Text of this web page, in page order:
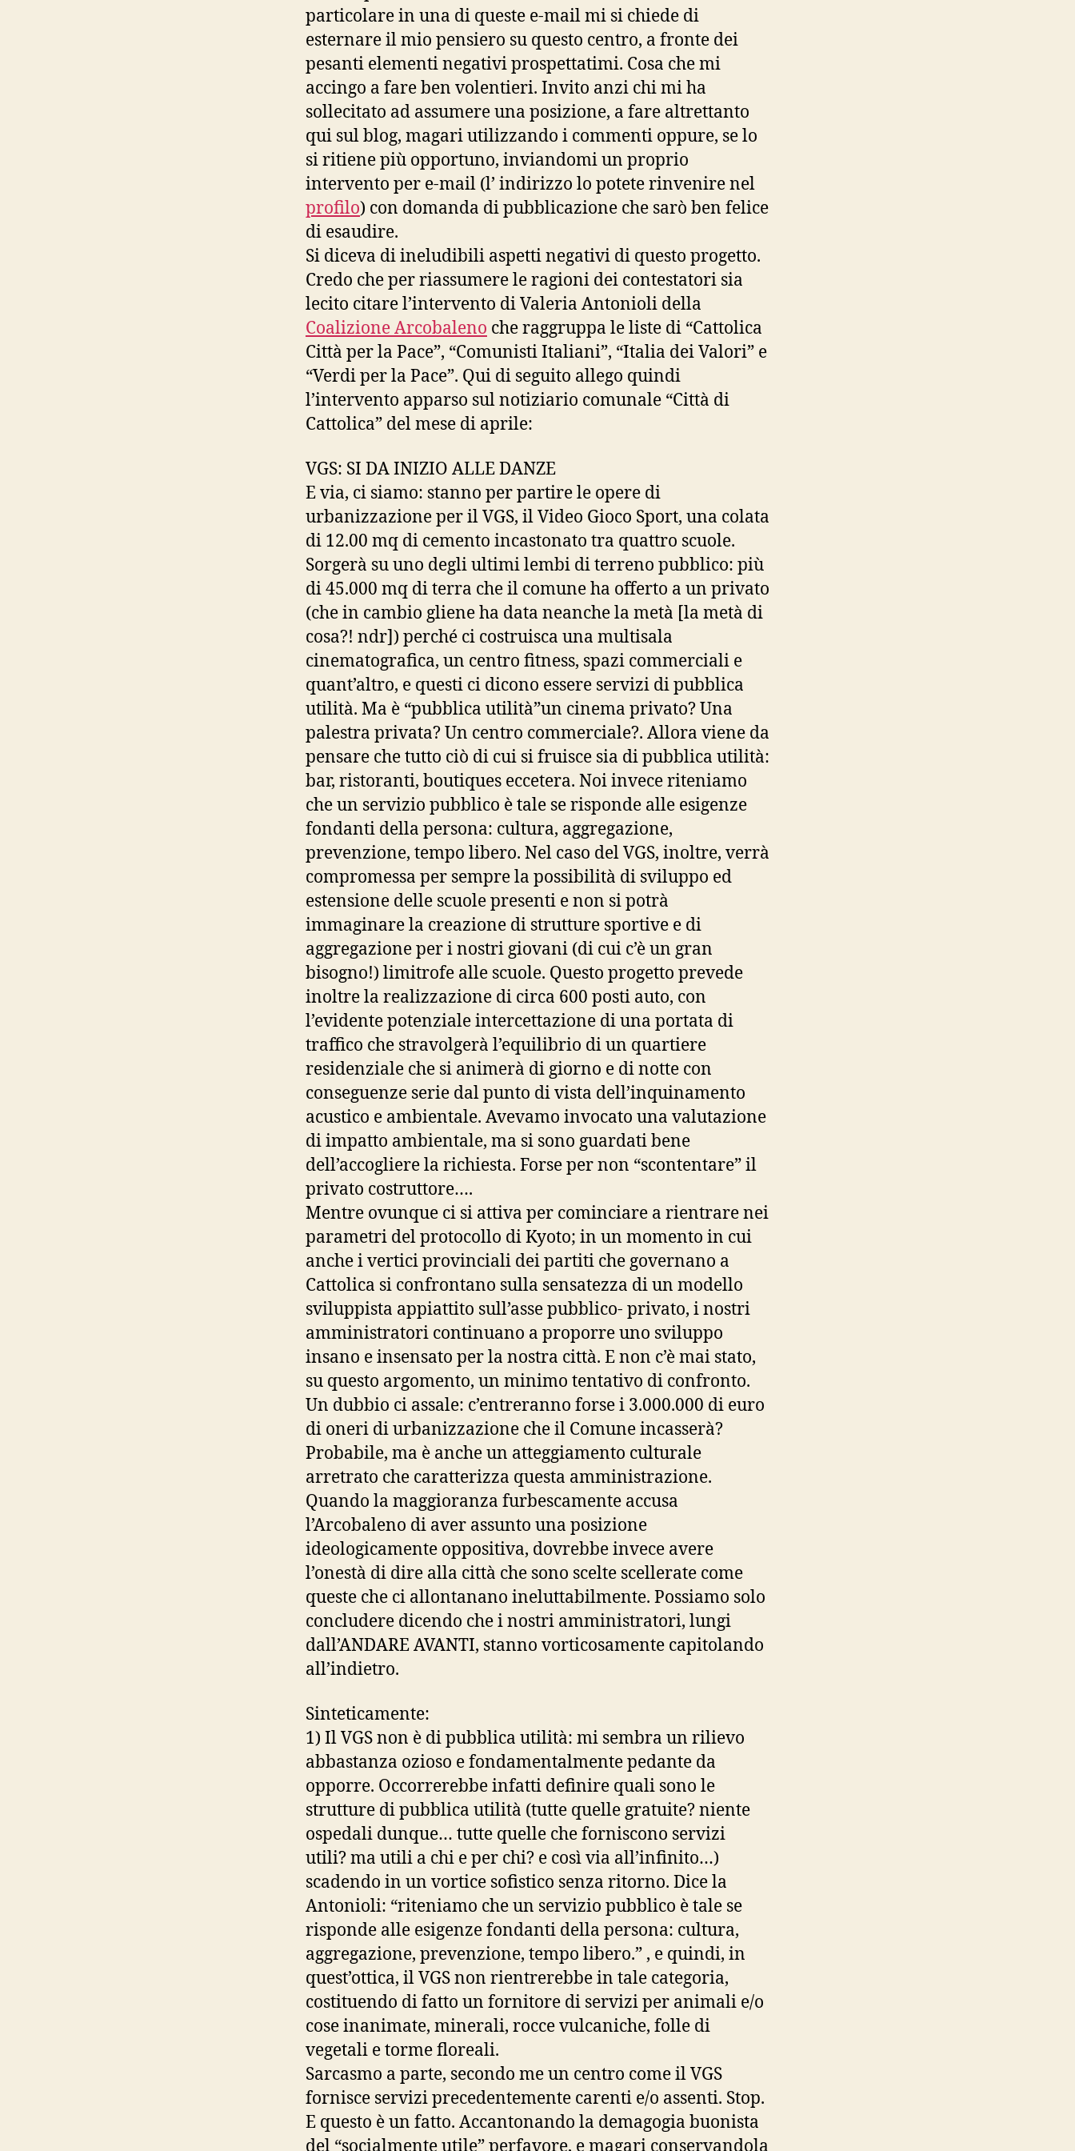
particolare in una di queste e-mail mi si chiede di
esternare il mio pensiero su questo centro, a fronte dei
pesanti elementi negativi prospettatimi. Cosa che mi
accingo a fare ben volentieri. Invito anzi chi mi ha
sollecitato ad assumere una posizione, a fare altrettanto
qui sul blog, magari utilizzando i commenti oppure, se lo
si ritiene più opportuno, inviandomi un proprio
intervento per e-mail (l’ indirizzo lo potete rinvenire nel
profilo) con domanda di pubblicazione che sarò ben felice
di esaudire.
Si diceva di ineludibili aspetti negativi di questo progetto.
Credo che per riassumere le ragioni dei contestatori sia
lecito citare l’intervento di Valeria Antonioli della
Coalizione Arcobaleno che raggruppa le liste di “Cattolica
Città per la Pace”, “Comunisti Italiani”, “Italia dei Valori” e
“Verdi per la Pace”. Qui di seguito allego quindi
l’intervento apparso sul notiziario comunale “Città di
Cattolica” del mese di aprile:
VGS: SI DA INIZIO ALLE DANZE
E via, ci siamo: stanno per partire le opere di
urbanizzazione per il VGS, il Video Gioco Sport, una colata
di 12.00 mq di cemento incastonato tra quattro scuole.
Sorgerà su uno degli ultimi lembi di terreno pubblico: più
di 45.000 mq di terra che il comune ha offerto a un privato
(che in cambio gliene ha data neanche la metà [la metà di
cosa?! ndr]) perché ci costruisca una multisala
cinematografica, un centro fitness, spazi commerciali e
quant’altro, e questi ci dicono essere servizi di pubblica
utilità. Ma è “pubblica utilità”un cinema privato? Una
palestra privata? Un centro commerciale?. Allora viene da
pensare che tutto ciò di cui si fruisce sia di pubblica utilità:
bar, ristoranti, boutiques eccetera. Noi invece riteniamo
che un servizio pubblico è tale se risponde alle esigenze
fondanti della persona: cultura, aggregazione,
prevenzione, tempo libero. Nel caso del VGS, inoltre, verrà
compromessa per sempre la possibilità di sviluppo ed
estensione delle scuole presenti e non si potrà
immaginare la creazione di strutture sportive e di
aggregazione per i nostri giovani (di cui c’è un gran
bisogno!) limitrofe alle scuole. Questo progetto prevede
inoltre la realizzazione di circa 600 posti auto, con
l’evidente potenziale intercettazione di una portata di
traffico che stravolgerà l’equilibrio di un quartiere
residenziale che si animerà di giorno e di notte con
conseguenze serie dal punto di vista dell’inquinamento
acustico e ambientale. Avevamo invocato una valutazione
di impatto ambientale, ma si sono guardati bene
dell’accogliere la richiesta. Forse per non “scontentare” il
privato costruttore….
Mentre ovunque ci si attiva per cominciare a rientrare nei
parametri del protocollo di Kyoto; in un momento in cui
anche i vertici provinciali dei partiti che governano a
Cattolica si confrontano sulla sensatezza di un modello
sviluppista appiattito sull’asse pubblico- privato, i nostri
amministratori continuano a proporre uno sviluppo
insano e insensato per la nostra città. E non c’è mai stato,
su questo argomento, un minimo tentativo di confronto.
Un dubbio ci assale: c’entreranno forse i 3.000.000 di euro
di oneri di urbanizzazione che il Comune incasserà?
Probabile, ma è anche un atteggiamento culturale
arretrato che caratterizza questa amministrazione.
Quando la maggioranza furbescamente accusa
l’Arcobaleno di aver assunto una posizione
ideologicamente oppositiva, dovrebbe invece avere
l’onestà di dire alla città che sono scelte scellerate come
queste che ci allontanano ineluttabilmente. Possiamo solo
concludere dicendo che i nostri amministratori, lungi
dall’ANDARE AVANTI, stanno vorticosamente capitolando
all’indietro.
Sinteticamente:
1) Il VGS non è di pubblica utilità: mi sembra un rilievo
abbastanza ozioso e fondamentalmente pedante da
opporre. Occorrerebbe infatti definire quali sono le
strutture di pubblica utilità (tutte quelle gratuite? niente
ospedali dunque… tutte quelle che forniscono servizi
utili? ma utili a chi e per chi? e così via all’infinito…)
scadendo in un vortice sofistico senza ritorno. Dice la
Antonioli: “riteniamo che un servizio pubblico è tale se
risponde alle esigenze fondanti della persona: cultura,
aggregazione, prevenzione, tempo libero.” , e quindi, in
quest’ottica, il VGS non rientrerebbe in tale categoria,
costituendo di fatto un fornitore di servizi per animali e/o
cose inanimate, minerali, rocce vulcaniche, folle di
vegetali e torme floreali.
Sarcasmo a parte, secondo me un centro come il VGS
fornisce servizi precedentemente carenti e/o assenti. Stop.
E questo è un fatto. Accantonando la demagogia buonista
del “socialmente utile” perfavore, e magari conservandola